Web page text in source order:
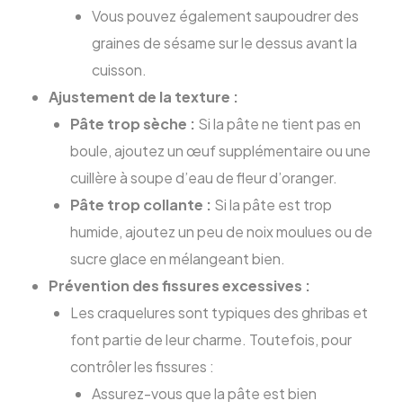
Vous pouvez également saupoudrer des
graines de sésame sur le dessus avant la
cuisson.
Ajustement de la texture :
Pâte trop sèche : Si la pâte ne tient pas en
boule, ajoutez un œuf supplémentaire ou une
cuillère à soupe d’eau de fleur d’oranger.
Pâte trop collante : Si la pâte est trop
humide, ajoutez un peu de noix moulues ou de
sucre glace en mélangeant bien.
Prévention des fissures excessives :
Les craquelures sont typiques des ghribas et
font partie de leur charme. Toutefois, pour
contrôler les fissures :
Assurez-vous que la pâte est bien